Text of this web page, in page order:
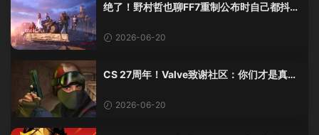
绝了！野村哲也聊FF7重制公布时自己都抖
2026-06-20
CS 27周年！Valve致谢社区：你们才是真传
2026-06-20